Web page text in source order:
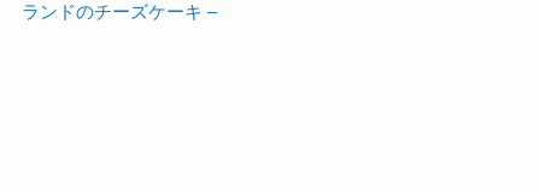
ランドのチーズケーキ –